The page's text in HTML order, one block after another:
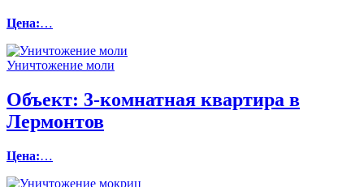
Цена:…
Уничтожение моли
Объект: 3-комнатная квартира в
Лермонтов
Цена:…